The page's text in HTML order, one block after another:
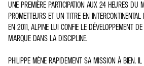
UNE PREMIÈRE PARTICIPATION AUX 24 HEURES DU
PROMETTEURS ET UN TITRE EN
EN 2011, ALPINE LUI CONFIE LE DÉVELOPPEMENT
MARQUE DANS LA DISCIPLINE.
PHILIPPE MÈNE RAPIDEMENT SA MISSION À BIEN. IL